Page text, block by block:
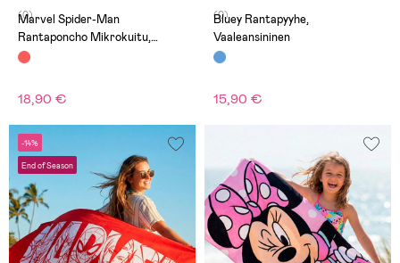
(0)
Marvel Spider-Man
Rantaponcho Mikrokuitu,
Punainen
18,90 €
(0)
Bluey Rantapyyhe,
Vaaleansininen
15,90 €
-14%
End of Season